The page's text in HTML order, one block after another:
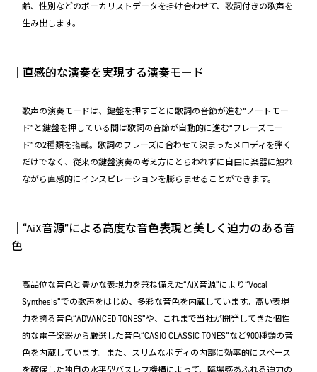
齢、性別などのボーカリストデータを掛け合わせて、歌詞付きの歌声を
生み出します。
｜直感的な演奏を実現する演奏モード
歌声の演奏モードは、鍵盤を押すごとに歌詞の音節が進む“ノートモー
ド”と鍵盤を押している間は歌詞の音節が自動的に進む“フレーズモー
ド”の2種類を搭載。歌詞のフレーズに合わせて決まったメロディを弾く
だけでなく、従来の鍵盤演奏の考え方にとらわれずに自由に楽器に触れ
ながら直感的にインスピレーションを膨らませることができます。
｜“AiX音源”による高度な音色表現と美しく迫力のある音
色
高品位な音色と豊かな表現力を兼ね備えた“AiX音源”により“Vocal
Synthesis”での歌声をはじめ、多彩な音色を内蔵しています。高い表現
力を誇る音色“ADVANCED TONES”や、これまで当社が開発してきた個性
的な電子楽器から厳選した音色“CASIO CLASSIC TONES”など900種類の音
色を内蔵しています。また、スリムなボディの内部に効率的にスペース